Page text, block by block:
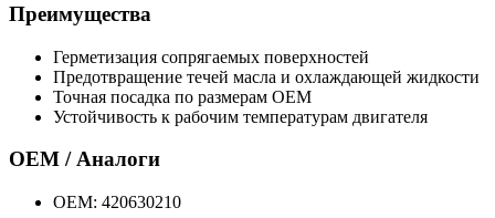
Преимущества
Герметизация сопрягаемых поверхностей
Предотвращение течей масла и охлаждающей жидкости
Точная посадка по размерам OEM
Устойчивость к рабочим температурам двигателя
OEM / Аналоги
OEM: 420630210